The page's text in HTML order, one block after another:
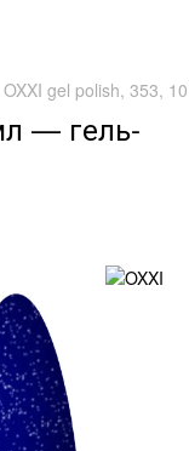
OXXI gel polish, 353,
— гель-